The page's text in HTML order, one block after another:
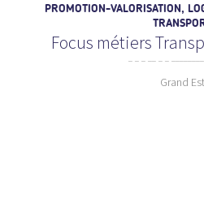
PROMOTION-VALORISATION,
Focus métiers
Grand Est